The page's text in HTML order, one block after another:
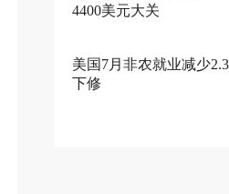
4400美元大关
美国7月非农就业减少
下修